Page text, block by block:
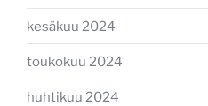
kesäkuu 2024
toukokuu 2024
huhtikuu 2024